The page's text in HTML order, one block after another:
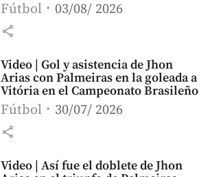
Fútbol 03/08/ 2026
share
Video | Gol y asistencia de Jhon
Arias con Palmeiras en la goleada a
Vitória en el Campeonato Brasileño
Fútbol 30/07/ 2026
share
Video | Así fue el doblete de Jhon